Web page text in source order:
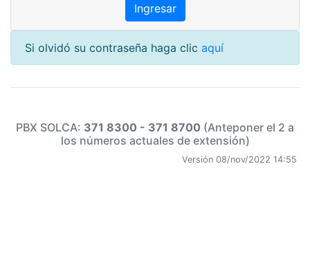
Si olvidó su contraseña haga clic aquí
PBX SOLCA: 371 8300 - 371 8700 (Anteponer el 2 a
los números actuales de extensión)
Versión 08/nov/2022 14:55